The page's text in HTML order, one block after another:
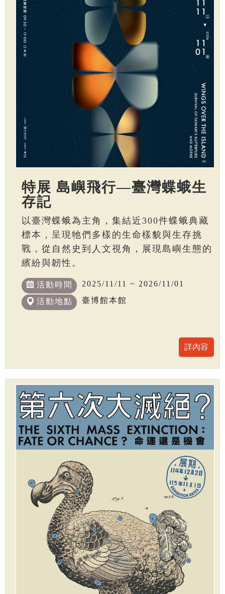
特展 島嶼飛行—臺灣蝶蛾生
存記
以臺灣蝶蛾為主角，集結近300件蝶蛾典藏
標本，呈現牠們多樣的生命樣貌與生存挑
戰，從自然史到人文視角，展現島嶼生態的
繽紛與韌性。
活動時間 2025/11/11 ~ 2026/11/01
活動地點 臺博館本館